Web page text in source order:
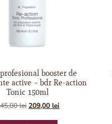
booster de
active – bdr Re-action
Tonic 150ml
lei 209,00 lei